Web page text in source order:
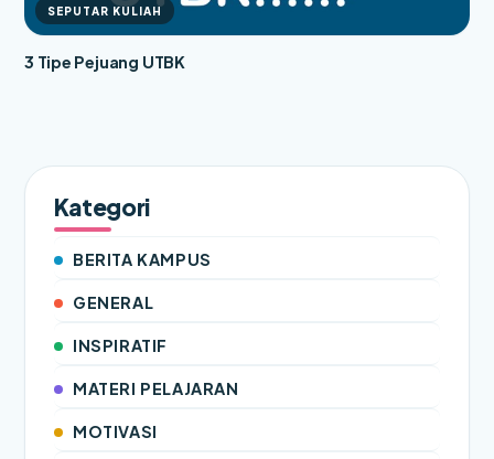
SEPUTAR KULIAH
3 Tipe Pejuang UTBK
Kategori
BERITA KAMPUS
GENERAL
INSPIRATIF
MATERI PELAJARAN
MOTIVASI